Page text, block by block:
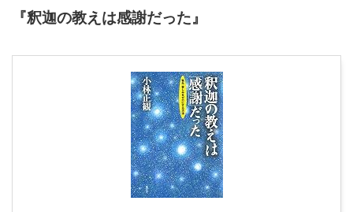
『釈迦の教えは感謝だった』